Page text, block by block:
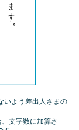
いよう差出人さまの
文字数に加算さ